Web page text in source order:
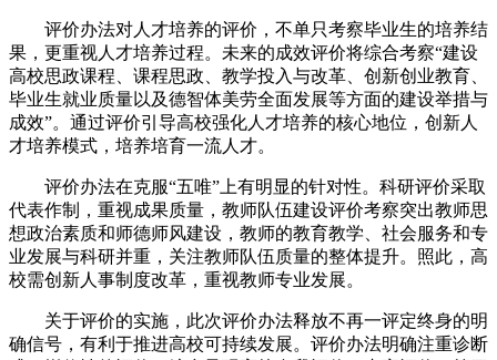
评价办法对人才培养的评价，不单只考察毕业生的培养结
果，更重视人才培养过程。未来的成效评价将综合考察“建设
高校思政课程、课程思政、教学投入与改革、创新创业教育、
毕业生就业质量以及德智体美劳全面发展等方面的建设举措与
成效”。通过评价引导高校强化人才培养的核心地位，创新人
才培养模式，培养培育一流人才。
评价办法在克服“五唯”上有明显的针对性。科研评价采取
代表作制，重视成果质量，教师队伍建设评价考察突出教师思
想政治素质和师德师风建设，教师的教育教学、社会服务和专
业发展与科研并重，关注教师队伍质量的整体提升。照此，高
校需创新人事制度改革，重视教师专业发展。
关于评价的实施，此次评价办法释放不再一评定终身的明
确信号，有利于推进高校可持续发展。评价办法明确注重诊断